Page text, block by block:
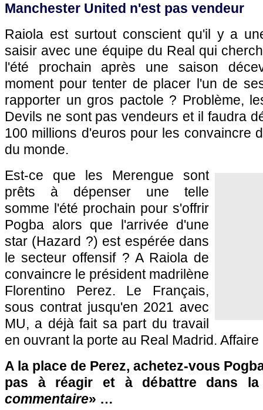
Manchester United n'est pas vendeur
Raiola est surtout conscient qu'il y a
saisir avec une équipe du Real qui
l'été prochain après une saison
moment pour tenter de placer l'un de
rapporter un gros pactole ? Problème,
Devils ne sont pas vendeurs et il faudra
100 millions d'euros pour les convaincre
du monde.
Est-ce que les Merengue sont
prêts à dépenser une telle
somme l'été prochain pour s'offrir
Pogba alors que l'arrivée d'une
star (Hazard ?) est espérée dans
le secteur offensif ? A Raiola de
convaincre le président madrilène
Florentino Perez. Le Français,
sous contrat jusqu'en 2021 avec
MU, a déjà fait sa part du travail
en ouvrant la porte au Real Madrid.
A la place de Perez, achetez-vous
pas à réagir et à débattre dans
commentaire» …